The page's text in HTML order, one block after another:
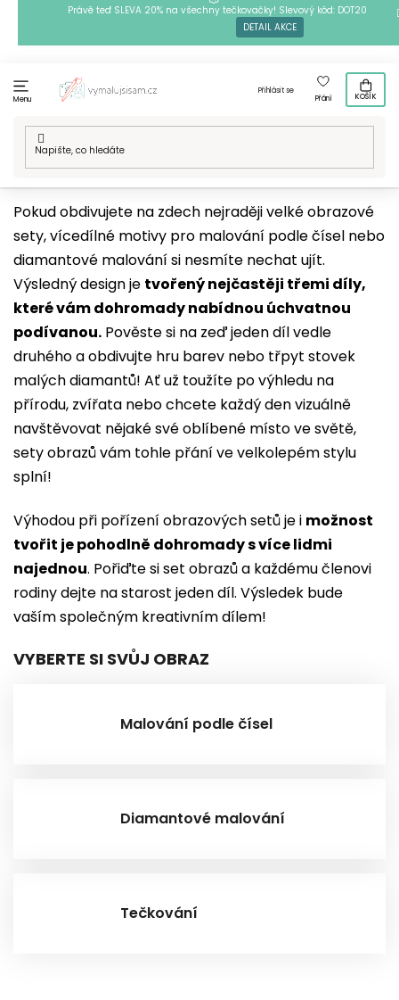
Právě teď SLEVA 20% na všechny tečkovačky! Slevový kód: DOT20
DETAIL AKCE
Menu
Přihlásit se
Přání
KOŠÍK
Domů
Pokud obdivujete na zdech nejraději velké obrazové
sety, vícedílné motivy pro malování podle čísel nebo
diamantové malování si nesmíte nechat ujít.
Výsledný design je tvořený nejčastěji třemi díly,
které vám dohromady nabídnou úchvatnou
podívanou. Pověste si na zeď jeden díl vedle
druhého a obdivujte hru barev nebo třpyt stovek
malých diamantů! Ať už toužíte po výhledu na
přírodu, zvířata nebo chcete každý den vizuálně
navštěvovat nějaké své oblíbené místo ve světě,
sety obrazů vám tohle přání ve velkolepém stylu
splní!
Výhodou při pořízení obrazových setů je i možnost
tvořit je pohodlně dohromady s více lidmi
najednou. Pořiďte si set obrazů a každému členovi
rodiny dejte na starost jeden díl. Výsledek bude
vaším společným kreativním dílem!
VYBERTE SI SVŮJ OBRAZ
Malování podle čísel
Diamantové malování
Tečkování